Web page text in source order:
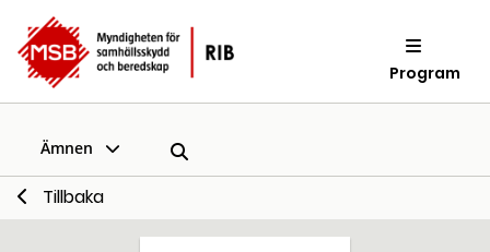
Program
Ämnen
Tillbaka